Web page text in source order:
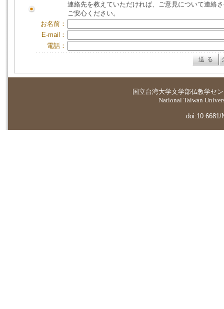
連絡先を教えていただければ、ご意見について連絡
ご安心ください。
お名前：
E-mail：
電話：
国立台湾大学文学部仏教学セ
National Taiwan
doi:10.6681/